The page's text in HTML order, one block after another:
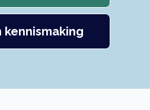
kennismaking